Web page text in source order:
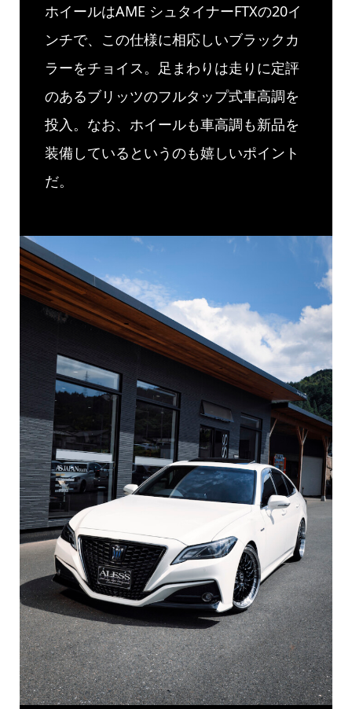
ホイールはAME シュタイナーFTXの20イ
ンチで、この仕様に相応しいブラックカ
ラーをチョイス。足まわりは走りに定評
のあるブリッツのフルタップ式車高調を
投入。なお、ホイールも車高調も新品を
装備しているというのも嬉しいポイント
だ。